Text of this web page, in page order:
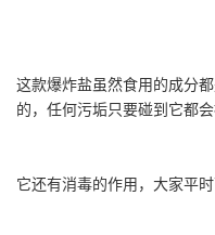
这款爆炸盐虽然食用的成分
的，任何污垢只要碰到它都会
它还有消毒的作用，大家平